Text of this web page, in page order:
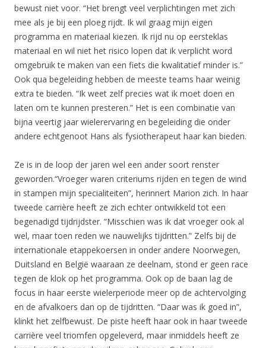
bewust niet voor. “Het brengt veel verplichtingen met zich
mee als je bij een ploeg rijdt. Ik wil graag mijn eigen
programma en materiaal kiezen. Ik rijd nu op eersteklas
materiaal en wil niet het risico lopen dat ik verplicht word
omgebruik te maken van een fiets die kwalitatief minder is.”
Ook qua begeleiding hebben de meeste teams haar weinig
extra te bieden. “Ik weet zelf precies wat ik moet doen en
laten om te kunnen presteren.” Het is een combinatie van
bijna veertig jaar wielerervaring en begeleiding die onder
andere echtgenoot Hans als fysiotherapeut haar kan bieden.
Ze is in de loop der jaren wel een ander soort renster
geworden.“Vroeger waren criteriums rijden en tegen de wind
in stampen mijn specialiteiten”, herinnert Marion zich. In haar
tweede carrière heeft ze zich echter ontwikkeld tot een
begenadigd tijdrijdster. “Misschien was ik dat vroeger ook al
wel, maar toen reden we nauwelijks tijdritten.” Zelfs bij de
internationale etappekoersen in onder andere Noorwegen,
Duitsland en België waaraan ze deelnam, stond er geen race
tegen de klok op het programma. Ook op de baan lag de
focus in haar eerste wielerperiode meer op de achtervolging
en de afvalkoers dan op de tijdritten. “Daar was ik goed in”,
klinkt het zelfbewust. De piste heeft haar ook in haar tweede
carrière veel triomfen opgeleverd, maar inmiddels heeft ze